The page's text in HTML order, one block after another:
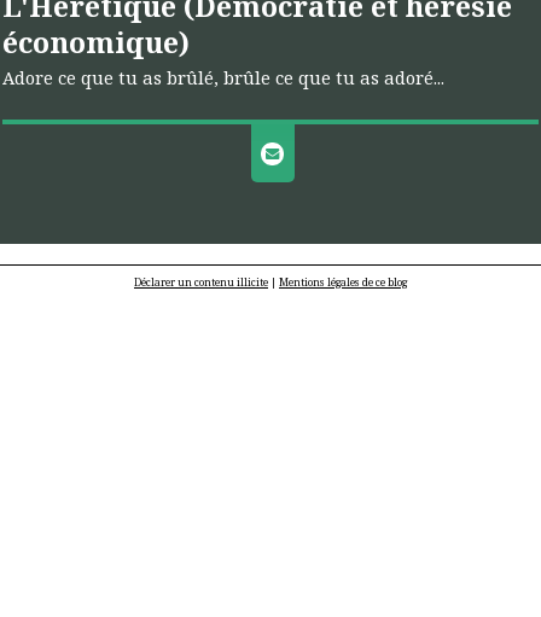
économique)
Adore ce que tu as brûlé, brûle ce que tu as adoré...
Déclarer un contenu illicite | Mentions légales de ce blog